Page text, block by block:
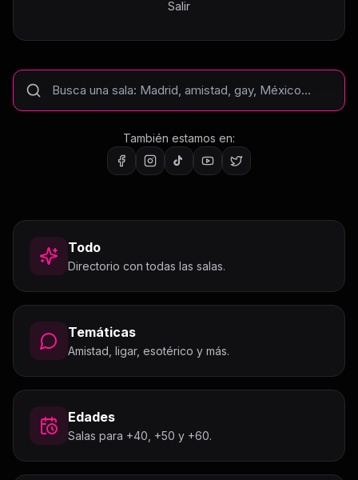
Salir
Busca tu sala de chat o explora las categorías
También estamos en:
Todo
Directorio con todas las salas.
Temáticas
Amistad, ligar, esotérico y más.
Edades
Salas para +40, +50 y +60.